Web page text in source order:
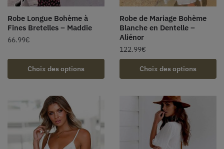
Robe Longue Bohème à
Fines Bretelles – Maddie
66.99€
Choix des options
Robe de Mariage Bohème
Blanche en Dentelle –
Aliénor
122.99€
Choix des options